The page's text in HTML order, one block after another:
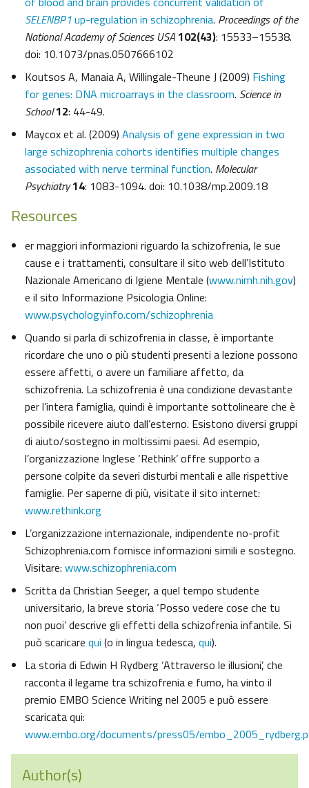
SELENBP1up-regulation in schizophrenia. Proceedings of the
National Academy of SciencesUSA102(43): 15533–15538.
doi: 10.1073/pnas.0507666102
Koutsos A, Manaia A, Willingale-Theune J (2009) Fishing
for genes: DNA microarrays in the classroom. Science in
School12: 44-49.
Maycox et al. (2009) Analysis of gene expression in two
large schizophrenia cohorts identifies multiple changes
associated with nerve terminal function. Molecular
Psychiatry14: 1083-1094. doi: 10.1038/mp.2009.18
Resources
er maggiori informazioni riguardo la schizofrenia, le sue
cause e i trattamenti, consultare il sito web dell’Istituto
Nazionale Americano di Igiene Mentale (www.nimh.nih.gov)
e il sito Informazione Psicologia Online:
www.psychologyinfo.com/schizophrenia
Quando si parla di schizofrenia in classe, è importante
ricordare che uno o più studenti presenti a lezione possono
essere affetti, o avere un familiare affetto, da
schizofrenia. La schizofrenia è una condizione devastante
per l’intera famiglia, quindi è importante sottolineare che è
possibile ricevere aiuto dall’esterno. Esistono diversi gruppi
di aiuto/sostegno in moltissimi paesi. Ad esempio,
l’organizzazione Inglese ‘Rethink’ offre supporto a
persone colpite da severi disturbi mentali e alle rispettive
famiglie. Per saperne di più, visitate il sito internet:
www.rethink.org
L’organizzazione internazionale, indipendente no-profit
Schizophrenia.com fornisce informazioni simili e sostegno.
Visitare: www.schizophrenia.com
Scritta da Christian Seeger, a quel tempo studente
universitario, la breve storia ‘Posso vedere cose che tu
non puoi’ descrive gli effetti della schizofrenia infantile. Si
può scaricare qui (o in lingua tedesca, qui).
La storia di Edwin H Rydberg ‘Attraverso le illusioni’, che
racconta il legame tra schizofrenia e fumo, ha vinto il
premio EMBO Science Writing nel 2005 e può essere
scaricata qui:
www.embo.org/documents/press05/
Author(s)